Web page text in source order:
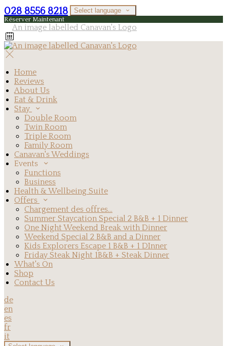
028 8556 8218 Select language
Réserver Maintenant
Home
Reviews
About Us
Eat & Drink
Stay
Double Room
Twin Room
Triple Room
Family Room
Canavan's Weddings
Events
Functions
Business
Health & Wellbeing Suite
Offers
Chargement des offres…
Summer Staycation Special 2 B&B + 1 Dinner
One Night Weekend Break with Dinner
Weekend Special 2 B&B and a Dinner
Kids Explorers Escape 1 B&B + 1 DInner
Friday Steak Night 1B&B + Steak Dinner
What's On
Shop
Contact Us
de
en
es
fr
it